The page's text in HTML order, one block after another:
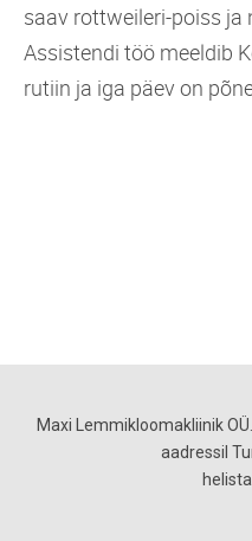
saav rottweileri-poiss ja
Assistendi töö meeldib
rutiin ja iga päev on
Maxi Lemmikloomakliinik OÜ.
aadressil
helista